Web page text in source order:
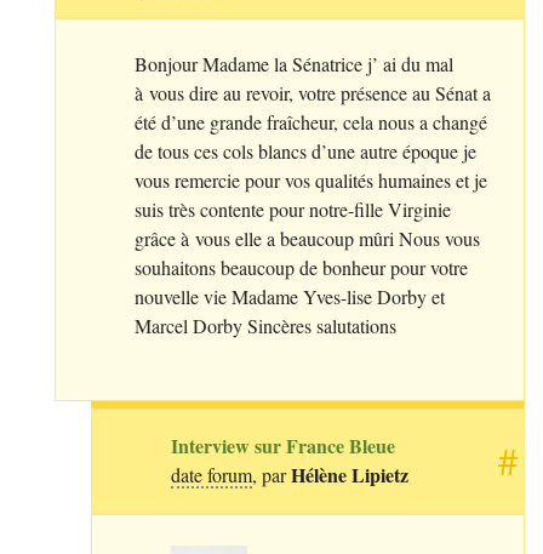
Bonjour Madame la Sénatrice j’ ai du mal
à vous dire au revoir, votre présence au Sénat a
été d’une grande fraîcheur, cela nous a changé
de tous ces cols blancs d’une autre époque je
vous remercie pour vos qualités humaines et je
suis très contente pour notre-fille Virginie
grâce à vous elle a beaucoup mûri Nous vous
souhaitons beaucoup de bonheur pour votre
nouvelle vie Madame Yves-lise Dorby et
Marcel Dorby Sincères salutations
#
Interview sur France Bleue
date forum, parHélène Lipietz